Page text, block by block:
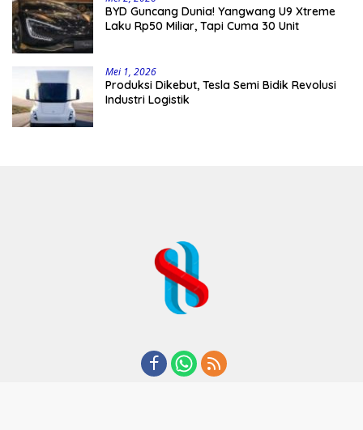
BYD Guncang Dunia! Yangwang U9 Xtreme
Laku Rp50 Miliar, Tapi Cuma 30 Unit
Mei 1, 2026
Produksi Dikebut, Tesla Semi Bidik Revolusi
Industri Logistik